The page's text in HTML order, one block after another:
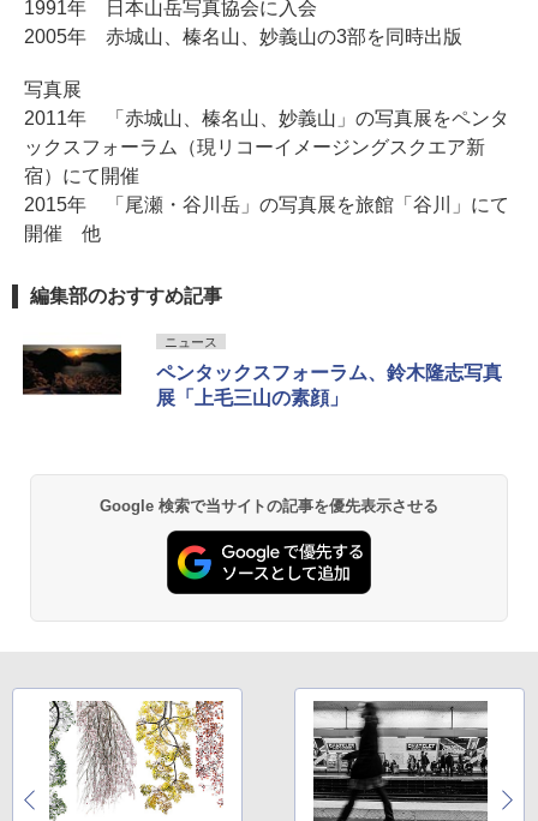
1991年 日本山岳写真協会に入会
2005年 赤城山、榛名山、妙義山の3部を同時出版
写真展
2011年 「赤城山、榛名山、妙義山」の写真展をペンタ
ックスフォーラム（現リコーイメージングスクエア新
宿）にて開催
2015年 「尾瀬・谷川岳」の写真展を旅館「谷川」にて
開催 他
編集部のおすすめ記事
ニュース
ペンタックスフォーラム、鈴木隆志写真
展「上毛三山の素顔」
Google 検索で当サイトの記事を優先表示させる